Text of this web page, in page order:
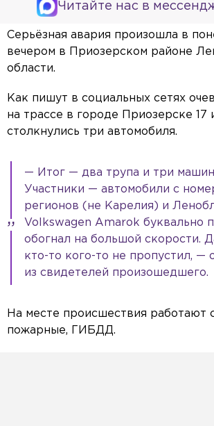
Читайте нас в
Серьёзная авария произошла в
вечером в Приозерском районе
области.
Как пишут в социальных сетях
на трассе в городе Приозерске 17
столкнулись три автомобиля.
— Итог — два трупа и три
Участники — автомобили с
регионов (не Карелия) и
Volkswagen Amarok буквально
обогнал на большой скорости.
кто-то кого-то не пропустил, —
из свидетелей произошедшего.
На месте происшествия работают
пожарные, ГИБДД.